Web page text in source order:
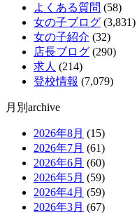
よくある質問 (58)
女の子ブログ (3,831)
女の子紹介 (32)
店長ブログ (290)
求人 (214)
登校情報 (7,079)
月別archive
2026年8月 (15)
2026年7月 (61)
2026年6月 (60)
2026年5月 (59)
2026年4月 (59)
2026年3月 (67)